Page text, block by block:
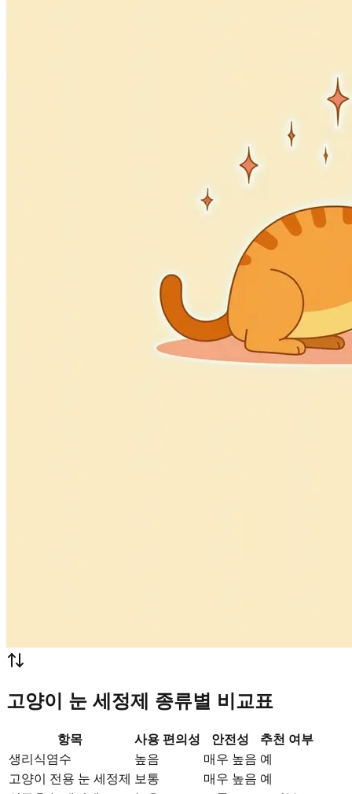
고양이 눈 세정제 종류별 비교표
항목 사용 편의성 안전성
추천 여부
생리식염수
높음 매우 높음 예
고양이 전용 눈 세정제
보통 매우 높음 예